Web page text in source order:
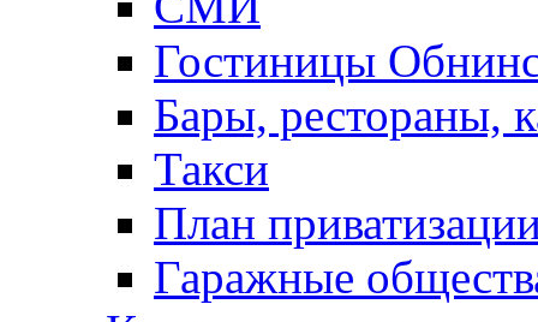
Гостиницы
Бары, рестораны,
Такси
План
Гаражные